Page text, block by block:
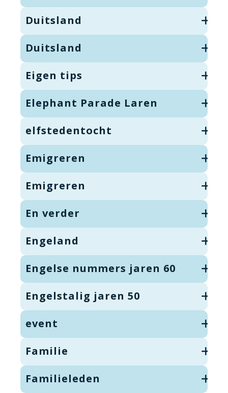
Duitsland
Duitsland
Eigen tips
Elephant Parade Laren
elfstedentocht
Emigreren
Emigreren
En verder
Engeland
Engelse nummers jaren 60
Engelstalig jaren 50
event
Familie
Familieleden